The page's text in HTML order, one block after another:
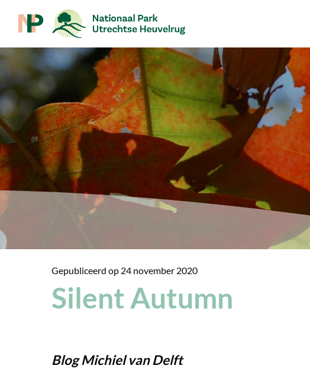
Gepubliceerd op 24 november 2020
Silent Autumn
Blog Michiel van Delft